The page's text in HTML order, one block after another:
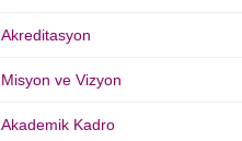
Akreditasyon
Misyon ve Vizyon
Akademik Kadro